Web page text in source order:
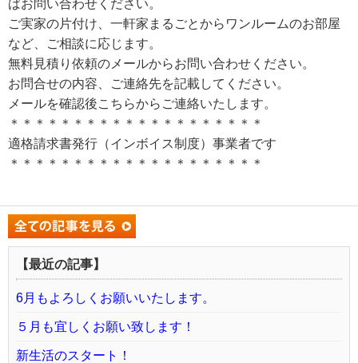
ばお問い合わせください。
ご実家の片付け、一軒家まるごとからワンルームのお部屋
など、ご相談に応じます。
無料見積り依頼のメールからお問い合わせください。
お問合せの内容、ご連絡先を記載してください。
メールを確認後こちらからご連絡いたします。
＊＊＊＊＊＊＊＊＊＊＊＊＊＊＊＊＊＊＊＊
適格請求書発行（インボイス制度）事業者です
＊＊＊＊＊＊＊＊＊＊＊＊＊＊＊＊＊＊＊＊
【最近の記事】
6月もよろしくお願いいたします。
５月も宜しくお願い致します！
新生活のスタート！